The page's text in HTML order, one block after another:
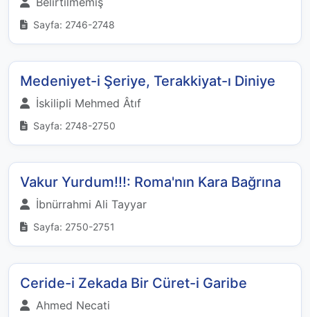
Sayfa: 2746-2748
Medeniyet-i Şeriye, Terakkiyat-ı Diniye
İskilipli Mehmed Âtıf
Sayfa: 2748-2750
Vakur Yurdum!!!: Roma'nın Kara Bağrına
İbnürrahmi Ali Tayyar
Sayfa: 2750-2751
Ceride-i Zekada Bir Cüret-i Garibe
Ahmed Necati